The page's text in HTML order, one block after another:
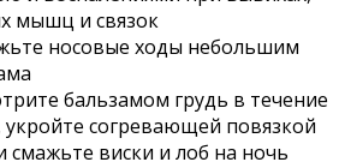
мышц и связок
носовые ходы небольшим
бальзамом грудь в течение
укройте согревающей повязкой
смажьте виски и лоб на ночь